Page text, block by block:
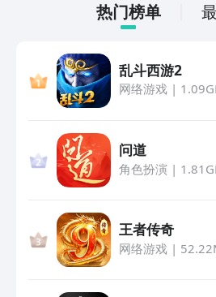
热门榜单
乱斗西游2
网络游戏|
问道
角色扮演 |
王者传奇
网络游戏|